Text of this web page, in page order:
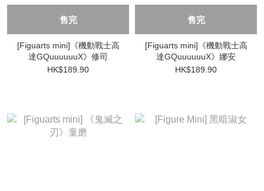
售完
[Figuarts mini]《機動戰士高
達GQuuuuuuX》修司
HK$189.90
售完
[Figuarts mini]《機動戰士高
達GQuuuuuuX》娜安
HK$189.90